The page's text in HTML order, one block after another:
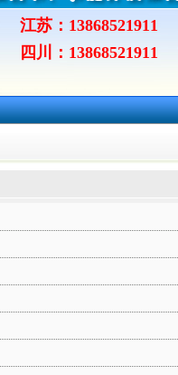
江苏：13868521911
四川：13868521911